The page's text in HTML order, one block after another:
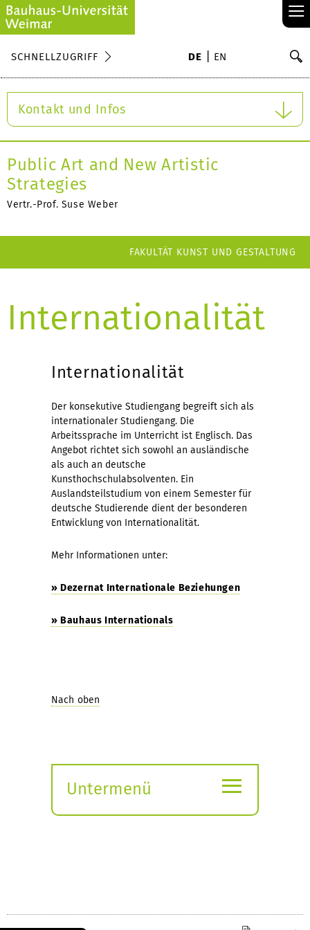
≡
SCHNELLZUGRIFF DE EN
Kontakt und Infos
Public Art and New Artistic
Strategies
Vertr.-Prof. Suse Weber
FAKULTÄT KUNST UND GESTALTUNG
Internationalität
Internationalität
Der konsekutive Studiengang begreift sich als
internationaler Studiengang. Die
Arbeitssprache im Unterricht ist Englisch. Das
Angebot richtet sich sowohl an ausländische
als auch an deutsche
Kunsthochschulabsolventen. Ein
Auslandsteilstudium von einem Semester für
deutsche Studierende dient der besonderen
Entwicklung von Internationalität.
Mehr Informationen unter:
» Dezernat Internationale Beziehungen
» Bauhaus Internationals
Nach oben
Untermenü
≡